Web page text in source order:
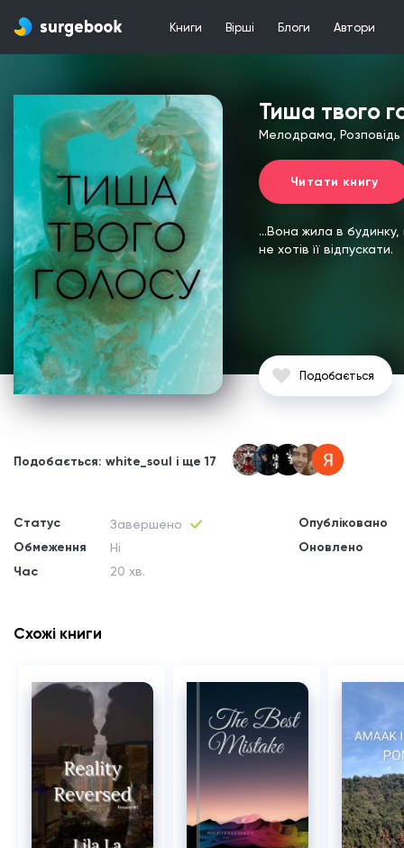
Книги Вірші Блоги Автори
Тиша твого
Мелодрама, Розповідь
Читати книгу
...Вона жила в
не хотів її відпускати.
Подобається
Подобається: white_soul і ще 17
Статус
Обмеження
Час
Завершено
Ні
20 хв.
Опубліковано
Оновлено
Схожі книги